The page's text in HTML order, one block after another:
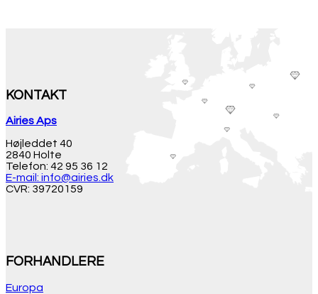
KONTAKT
Airies Aps
Højleddet 40
2840 Holte
Telefon: 42 95 36 12
E-mail: info@airies.dk
CVR: 39720159
FORHANDLERE
Europa